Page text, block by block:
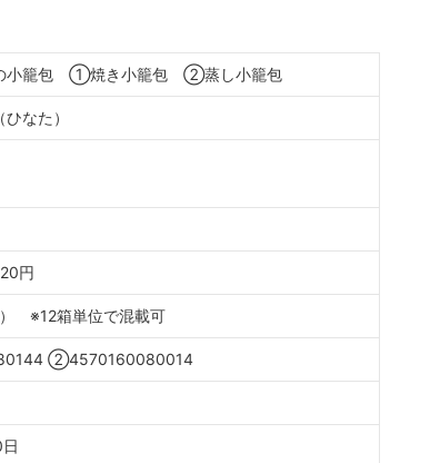
小籠包 ①焼き小籠包 ②蒸し小籠包
なた）
円
※12箱単位で混載可
②4570160080014